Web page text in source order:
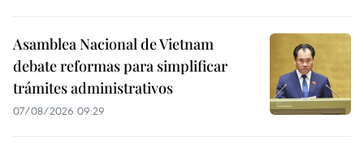
Asamblea Nacional de Vietnam
debate reformas para simplificar
trámites administrativos
07/08/2026 09:29